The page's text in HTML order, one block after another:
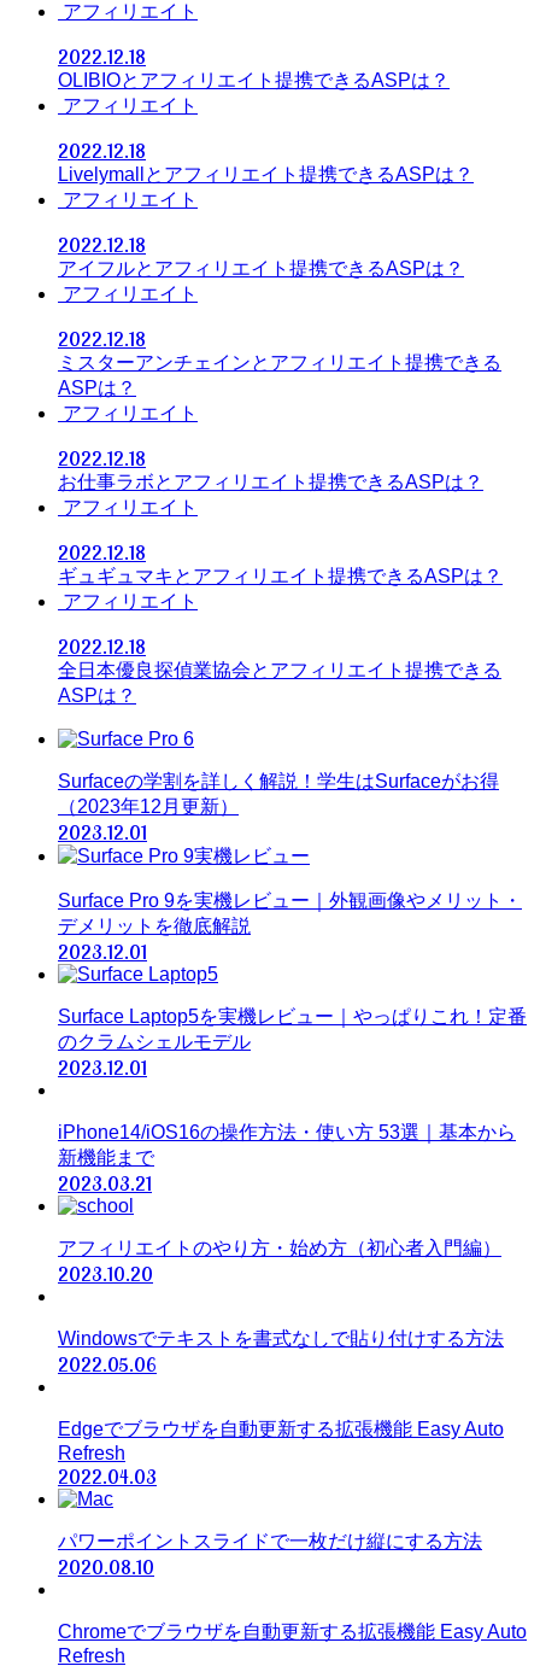
アフィリエイト
2022.12.18
OLIBIOとアフィリエイト提携できるASPは？
アフィリエイト
2022.12.18
Livelymallとアフィリエイト提携できるASPは？
アフィリエイト
2022.12.18
アイフルとアフィリエイト提携できるASPは？
アフィリエイト
2022.12.18
ミスターアンチェインとアフィリエイト提携できる
ASPは？
アフィリエイト
2022.12.18
お仕事ラボとアフィリエイト提携できるASPは？
アフィリエイト
2022.12.18
ギュギュマキとアフィリエイト提携できるASPは？
アフィリエイト
2022.12.18
全日本優良探偵業協会とアフィリエイト提携できる
ASPは？
Surfaceの学割を詳しく解説！学生はSurfaceがお得
（2023年12月更新）
2023.12.01
Surface Pro 9を実機レビュー｜外観画像やメリット・
デメリットを徹底解説
2023.12.01
Surface Laptop5を実機レビュー｜やっぱりこれ！定番
のクラムシェルモデル
2023.12.01
iPhone14/iOS16の操作方法・使い方 53選｜基本から
新機能まで
2023.03.21
アフィリエイトのやり方・始め方（初心者入門編）
2023.10.20
Windowsでテキストを書式なしで貼り付けする方法
2022.05.06
Edgeでブラウザを自動更新する拡張機能 Easy Auto
Refresh
2022.04.03
パワーポイントスライドで一枚だけ縦にする方法
2020.08.10
Chromeでブラウザを自動更新する拡張機能 Easy Auto
Refresh